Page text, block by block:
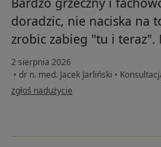
doradzic, nie naciska na
zrobic zabieg "tu i teraz".
2 sierpnia 2026
• dr n. med. Jacek Jarliński •
w opinii użytkownika A
zgłoś nadużycie